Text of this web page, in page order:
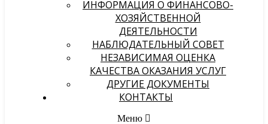
ИНФОРМАЦИЯ О ФИНАНСОВО-
ХОЗЯЙСТВЕННОЙ
ДЕЯТЕЛЬНОСТИ
НАБЛЮДАТЕЛЬНЫЙ СОВЕТ
НЕЗАВИСИМАЯ ОЦЕНКА
КАЧЕСТВА ОКАЗАНИЯ УСЛУГ
ДРУГИЕ ДОКУМЕНТЫ
КОНТАКТЫ
Меню